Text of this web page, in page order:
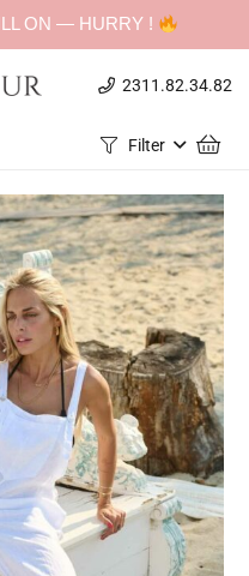
ON — HURRY !
2311.82.34.82
Filter